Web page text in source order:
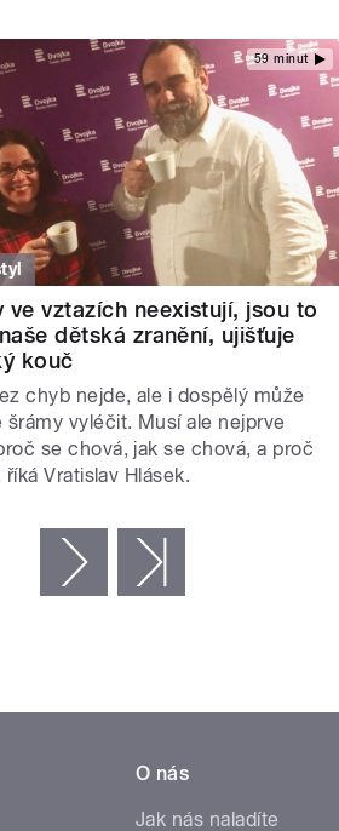
59 minut
ve vztazích neexistují, jsou to
dětská zranění, ujišťuje
kouč
chyb nejde, ale i dospělý může
šrámy vyléčit. Musí ale nejprve
se chová, jak se chová, a proč
Vratislav Hlásek.
následující ›
O nás
Jak nás naladíte